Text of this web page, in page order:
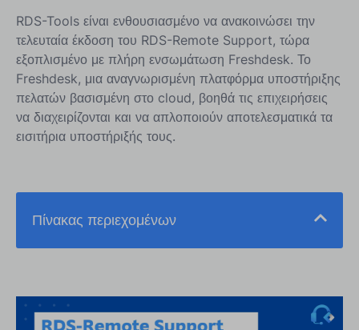
RDS-Tools είναι ενθουσιασμένο να ανακοινώσει την
τελευταία έκδοση του RDS-Remote Support, τώρα
εξοπλισμένο με πλήρη ενσωμάτωση Freshdesk. Το
Freshdesk, μια αναγνωρισμένη πλατφόρμα υποστήριξης
πελατών βασισμένη στο cloud, βοηθά τις επιχειρήσεις
να διαχειρίζονται και να απλοποιούν αποτελεσματικά τα
εισιτήρια υποστήριξής τους.
Πίνακας περιεχομένων